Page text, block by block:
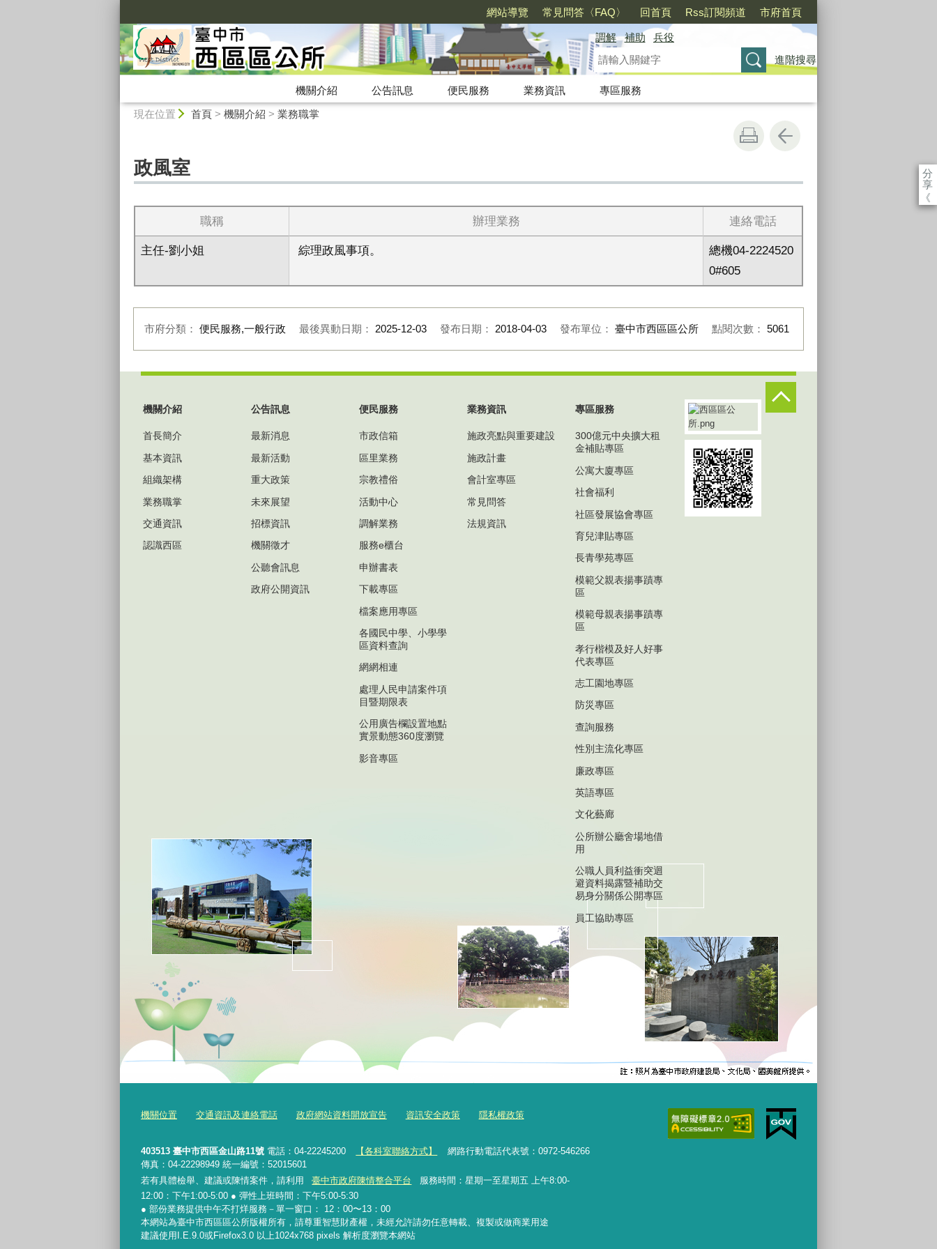
網站導覽 常見問答〈FAQ〉 回首頁 Rss訂閱頻道 市府首頁
調解 補助
兵役
進階搜尋
機關介紹 公告訊息 便民服務 業務資訊
專區服務
現在位置 首頁> 機關介紹 > 業務職掌
分
享
《
政風室
職稱 辦理業務 連絡電話
主任-劉小姐 綜理政風事項。
總機04-2224520
0#605
市府分類： 便民服務,一般行政 最後異動日期： 2025-12-03 發布日期： 2018-04-03 發布單位： 臺中市西區區公所 點閱次數： 5061
機關介紹
首長簡介
基本資訊
組織架構
業務職掌
交通資訊
認識西區
公告訊息
最新消息
最新活動
重大政策
未來展望
招標資訊
機關徵才
公聽會訊息
政府公開資訊
便民服務
市政信箱
區里業務
宗教禮俗
活動中心
調解業務
服務e櫃台
申辦書表
下載專區
檔案應用專區
各國民中學、小學學
區資料查詢
網網相連
處理人民申請案件項
目暨期限表
公用廣告欄設置地點
實景動態360度瀏覽
影音專區
業務資訊
施政亮點與重要建設
施政計畫
會計室專區
常見問答
法規資訊
專區服務
300億元中央擴大租
金補貼專區
公寓大廈專區
社會福利
社區發展協會專區
育兒津貼專區
長青學苑專區
模範父親表揚事蹟專
區
模範母親表揚事蹟專
區
孝行楷模及好人好事
代表專區
志工園地專區
防災專區
查詢服務
性別主流化專區
廉政專區
英語專區
文化藝廊
公所辦公廳舍場地借
用
公職人員利益衝突迴
避資料揭露暨補助交
易身分關係公開專區
員工協助專區
機關位置 交通資訊及連絡電話 政府網站資料開放宣告 資訊安全政策 隱私權政策
403513 臺中市西區金山路11號 電話：04-22245200 【各科室聯絡方式】
網路行動電話代表號：0972-546266
傳真：04-22298949 統一編號：52015601
若有具體檢舉、建議或陳情案件，請利用
臺中市政府陳情整合平台
服務時間：星期一至星期五 上午8:00-
12:00：下午1:00-5:00 ● 彈性上班時間：下午5:00-5:30
● 部份業務提供中午不打烊服務－單一窗口： 12：00〜13：00
本網站為臺中市西區區公所版權所有，請尊重智慧財產權，未經允許請勿任意轉載、複製或做商業用途
建議使用I.E.9.0或Firefox3.0 以上1024x768 pixels 解析度瀏覽本網站